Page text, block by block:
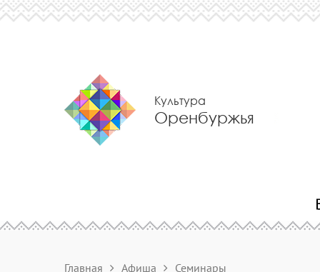
Культура
Оренбуржья
Главная Афиша Семинары